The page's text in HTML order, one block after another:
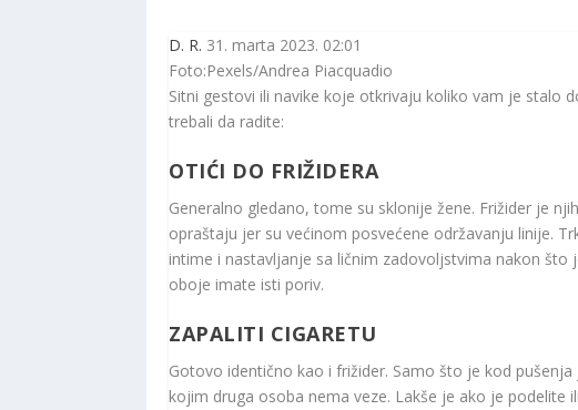
D. R. 31. marta 2023. 02:01
Foto:Pexels/Andrea Piacquadio
Sitni gestovi ili navike koje otkrivaju koliko vam je stalo
trebali da radite:
OTIĆI DO FRIŽIDERA
Generalno gledano, tome su sklonije žene. Frižider je
opraštaju jer su većinom posvećene održavanju linije.
intime i nastavljanje sa ličnim zadovoljstvima nakon
oboje imate isti poriv.
ZAPALITI CIGARETU
Gotovo identično kao i frižider. Samo što je kod
kojim druga osoba nema veze. Lakše je ako je